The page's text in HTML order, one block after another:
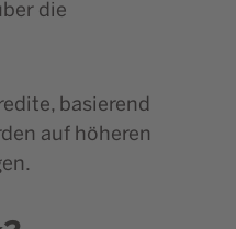
die
basierend
auf höheren